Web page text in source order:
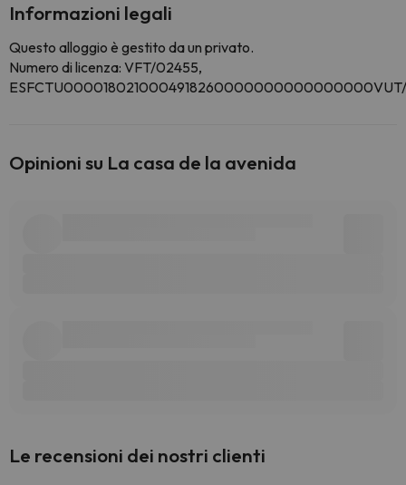
Informazioni legali
Questo alloggio è gestito da un privato.
Numero di licenza: VFT/02455,
ESFCTU0000180210004918260000000000000000VUT/
Opinioni su La casa de la avenida
Le recensioni dei nostri clienti